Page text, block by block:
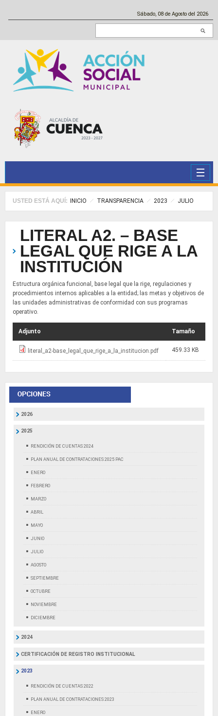
Sábado, 08 de Agosto del 2026
USTED ESTÁ AQUÍ: INICIO TRANSPARENCIA 2023 JULIO
LITERAL A2. – BASE
LEGAL QUE RIGE A LA
INSTITUCIÓN
Estructura orgánica funcional, base legal que la rige, regulaciones y
procedimientos internos aplicables a la entidad; las metas y objetivos de
las unidades administrativas de conformidad con sus programas
operativo.
Adjunto Tamaño
literal_a2-base_legal_que_rige_a_la_institucion.pdf 459.33 KB
2026
2025
RENDICIÓN DE CUENTAS 2024
PLAN ANUAL DE CONTRATACIONES 2025 PAC
ENERO
FEBRERO
MARZO
ABRIL
MAYO
JUNIO
JULIO
AGOSTO
SEPTIEMBRE
OCTUBRE
NOVIEMBRE
DICIEMBRE
2024
CERTIFICACIÓN DE REGISTRO INSTITUCIONAL
2023
RENDICIÓN DE CUENTAS 2022
PLAN ANUAL DE CONTRATACIONES 2023
ENERO